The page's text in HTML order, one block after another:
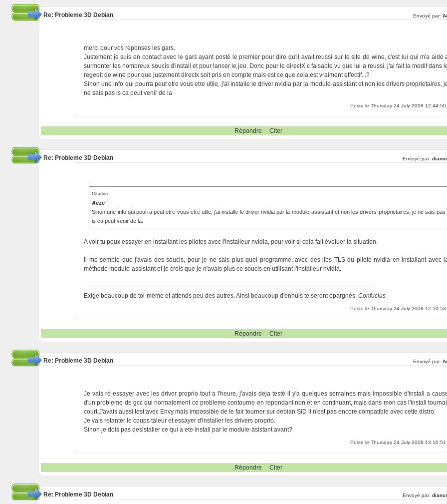
Re: Probleme 3D Debian Envoyé par:
merci pour vos reponses les gars.
Justement je suis en contact avec le gars ayant posté le premier pour dire qu'il avait reussi sur le site de wine, c'est lui qui m'a aidé
surmonter les nombreux soucis d'install et pour lancer le jeu. Donc pour le directX c faisable vu que lui a reussi, j'ai fait la modif dans
regedit de wine pour que justement directx soit pris en compte mais est ce que cela est vraiment effectif...?
Sinon une info qui pourra peut etre vous etre utile, j'ai installe le driver nvidia par la module-assistant et non les drivers proprietaires,
ne sais pas is ca peut venir de la.
Poste le Thursday 24 July 2008 12:44:50
Répondre Citer
Re: Probleme 3D Debian Envoyé par:
Citation
Aeze
Sinon une info qui pourra peut etre vous etre utile, j'ai installe le driver nvidia par la module-assistant et non les drivers proprietaires, je ne sais pas
is ca peut venir de la.
A voir tu peux essayer en installant les pilotes avec l'installeur nvidia, pour voir si cela fait évoluer la situation.
Il me semble que j'avais des soucis, pour je ne sais plus quel programme, avec des libs TLS du pilote nvidia en installant avec
méthode module-assistant et je crois que je n'avais plus ce soucis en utilisant l'installeur nvidia.
--------------------------------------------------------------------------------------------------------------------------------------------------
Exige beaucoup de toi-même et attends peu des autres. Ainsi beaucoup d'ennuis te seront épargnés.Confucius
Poste le Thursday 24 July 2008 12:50:53
Répondre Citer
Re: Probleme 3D Debian Envoyé par:
Je vais ré-essayer avec les driver proprio tout a l'heure, j'avais deja testé il y'a quelques semaines mais impossible d'install a
d'un probleme de gcc qui normalement ce probleme contourne en repondant non et en continuant, mais dans mon cas l'install
court.J'avais aussi test avec Envy mais impossible de le fair tourner sur debian SID il n'est pas encore compatible avec cette distro.
Je vais retanter le coups taleur et essayer d'installer les drivers proprio.
Sinon je dois pas desistaller ce qui a ete install par le module-asistant avant?
Poste le Thursday 24 July 2008 13:10:51
Répondre Citer
Re: Probleme 3D Debian Envoyé par: